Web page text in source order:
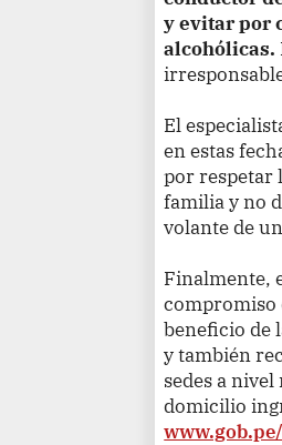
y evitar por
alcohólicas.
El
en estas
por respetar
familia y no
volante de
Finalmente,
compromiso
beneficio de
y también
sedes a
domicilio